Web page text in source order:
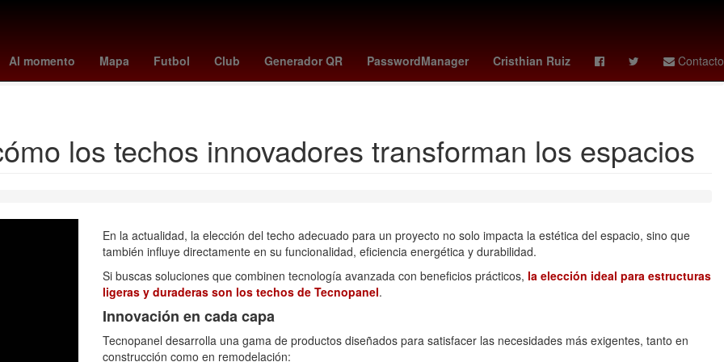
Al momento Mapa Futbol Club Generador QR PasswordManager Cristhian Ruiz Contacto
Aguascalientes juegos mensuales ps plus agosto 2025 Gobierno Selección de baloncesto de Estados Unidos
LeBron James
los techos innovadores transforman los espacios
En la actualidad, la elección del techo adecuado para un proyecto no solo impacta la estética del espacio, sino que
también influye directamente en su funcionalidad, eficiencia energética y durabilidad.
Si buscas soluciones que combinen tecnología avanzada con beneficios prácticos, la elección ideal para estructuras
ligeras y duraderas son los techos de Tecnopanel.
Innovación en cada capa
Tecnopanel desarrolla una gama de productos diseñados para satisfacer las necesidades más exigentes, tanto en
construcción como en remodelación: